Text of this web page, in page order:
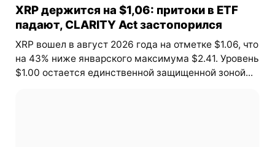
XRP держится на $1,06: притоки в ETF
падают, CLARITY Act застопорился
XRP вошел в август 2026 года на отметке $1.06, что
на 43% ниже январского максимума $2.41. Уровень
$1.00 остается единственной защищенной зоной...